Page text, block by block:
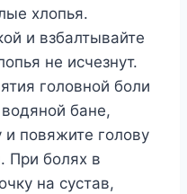
хлопья.
и взбалтывайте
не исчезнут.
головной боли
бане,
повяжите голову
При болях в
на сустав,